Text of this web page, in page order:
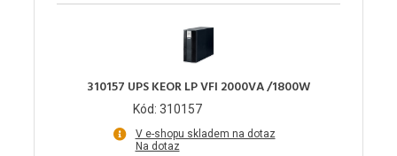
310157 UPS KEOR LP VFI 2000VA /1800W
Kód: 310157
V e-shopu skladem na dotaz
Na dotaz